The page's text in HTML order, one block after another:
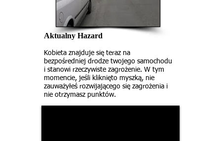
Aktualny Hazard
Kobieta znajduje się teraz na
bezpośredniej drodze twojego samochodu
i stanowi rzeczywiste zagrożenie. W tym
momencie, jeśli kliknięto myszką, nie
zauważyłeś rozwijającego się zagrożenia i
nie otrzymasz punktów.